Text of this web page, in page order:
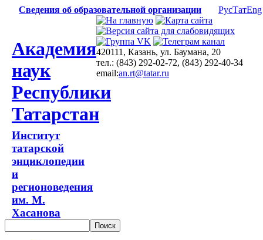
Сведения об образовательной организации РусТатEng
Академия
наук
Республики
Татарстан
Институт
татарской
энциклопедии
и
регионоведения
им. М.
Хасанова
420111, Казань, ул. Баумана, 20
тел.: (843) 292-02-72, (843) 292-40-34
email:an.rt@tatar.ru